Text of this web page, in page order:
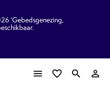
‘Gebedsgenezing,
menu favorite_border search person_outline